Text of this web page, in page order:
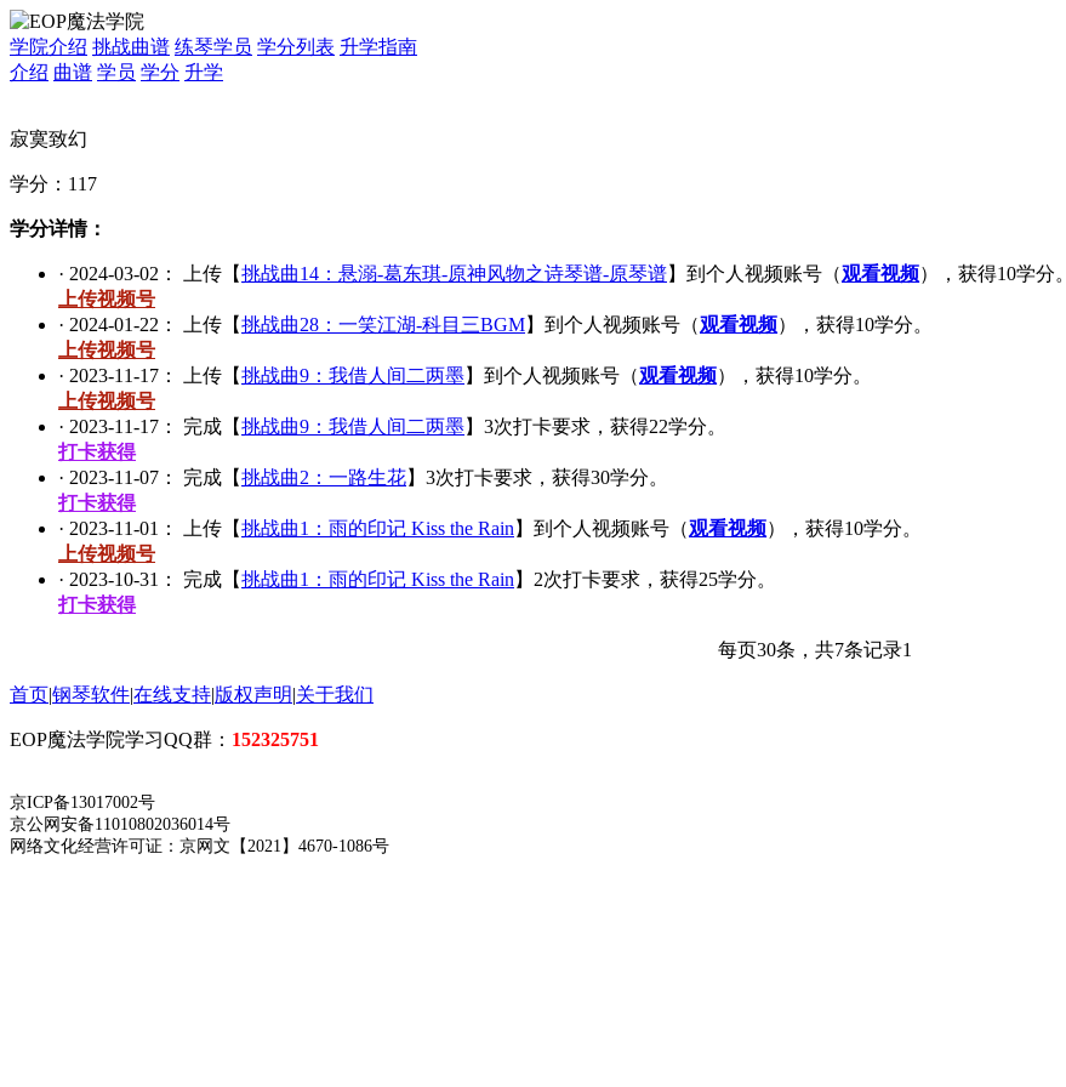
学院介绍 挑战曲谱 练琴学员 学分列表 升学指南
介绍 曲谱 学员 学分 升学
寂寞致幻
学分： 117
学分详情：
· 2024-03-02 ： 上传【挑战曲14：悬溺-葛东琪-原神风物之诗琴谱-原琴谱】到个人视频账号（观看视频），获得10学分。
上传视频号
· 2024-01-22 ： 上传【挑战曲28：一笑江湖-科目三BGM】到个人视频账号（观看视频），获得10学分。
上传视频号
· 2023-11-17 ： 上传【挑战曲9：我借人间二两墨】到个人视频账号（观看视频），获得10学分。
上传视频号
· 2023-11-17 ： 完成【挑战曲9：我借人间二两墨】 3次打卡要求，获得22学分。
打卡获得
· 2023-11-07 ： 完成【挑战曲2：一路生花】 3次打卡要求，获得30学分。
打卡获得
· 2023-11-01 ： 上传【挑战曲1：雨的印记 Kiss the Rain 】到个人视频账号（观看视频），获得10学分。
上传视频号
· 2023-10-31 ： 完成【挑战曲1：雨的印记 Kiss the Rain 】 2次打卡要求，获得25学分。
打卡获得
每页30条，共7条记录1
首页|钢琴软件|在线支持|版权声明|关于我们
EOP魔法学院学习QQ群： 152325751
京ICP备13017002号
京公网安备11010802036014号
网络文化经营许可证：京网文【2021】4670-1086号